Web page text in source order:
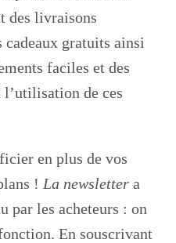
des livraisons
cadeaux gratuits ainsi
faciles et des
de ces
en plus de vos
! La newsletter a
par les acheteurs : on
En souscrivant